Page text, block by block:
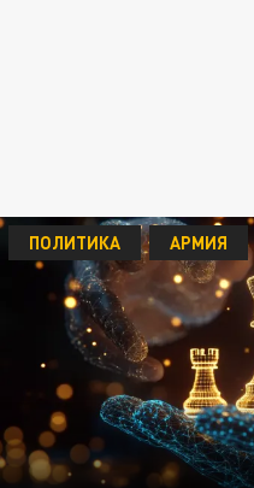
ПОЛИТИКА АРМИЯ